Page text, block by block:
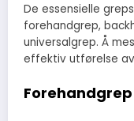
De essensielle
forehandgrep,
universalgrep. Å
effektiv utførelse